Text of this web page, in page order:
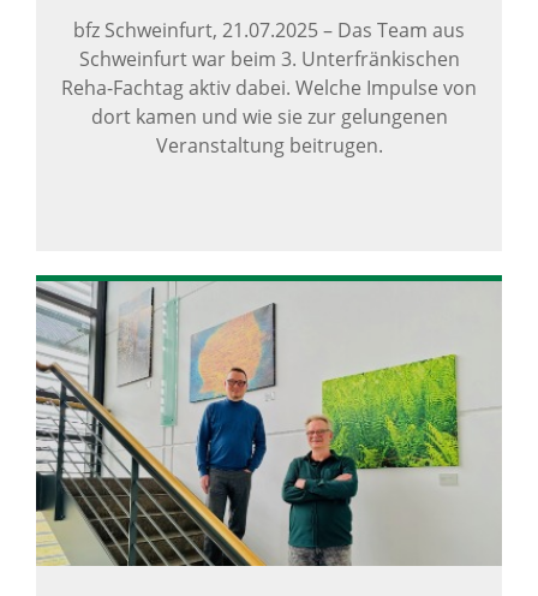
bfz Schweinfurt, 21.07.2025– Das Team aus
Schweinfurt war beim 3. Unterfränkischen
Reha-Fachtag aktiv dabei. Welche Impulse von
dort kamen und wie sie zur gelungenen
Veranstaltung beitrugen.